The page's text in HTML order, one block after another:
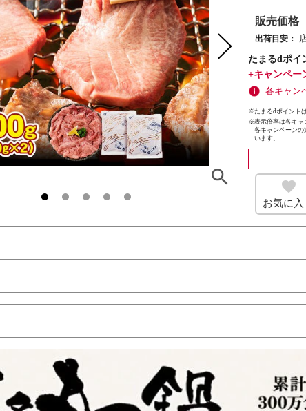
販売価格
出荷目安：
たまるdポイ
+キャンペー
各キャン
※たまるdポイント
※表示倍率は各キャ
各キャンペーンの
います。
お気に入